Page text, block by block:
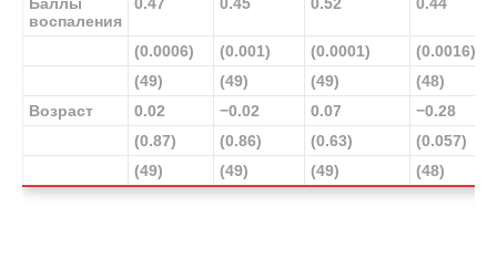
воспаления
(0.0006) (0.001) (0.0001)
(0.0016)
(49)
(49) (49)
(48)
Возраст
0.02 −0.02 0.07
−0.28
(0.87)
(0.86) (0.63)
(0.057)
(49)
(49) (49) (48)